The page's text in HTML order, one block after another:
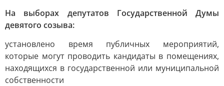
На выборах депутатов Государственной Думы
девятого созыва:
установлено время публичных мероприятий,
которые могут проводить кандидаты в помещениях,
находящихся в государственной или муниципальной
собственности